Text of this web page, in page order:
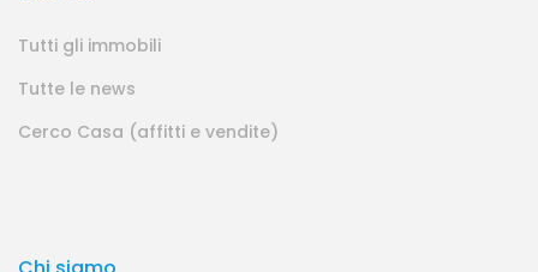
Tutti gli immobili
Tutte le news
Cerco Casa (affitti e vendite)